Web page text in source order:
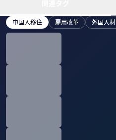
中国人移住 雇用改革 外国人材